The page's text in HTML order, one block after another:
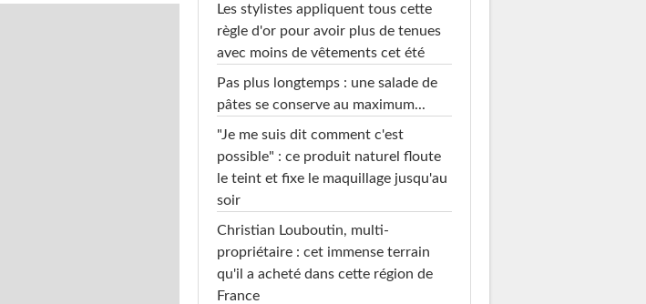
Les stylistes appliquent tous cette
règle d'or pour avoir plus de tenues
avec moins de vêtements cet été
Pas plus longtemps : une salade de
pâtes se conserve au maximum...
"Je me suis dit comment c'est
possible" : ce produit naturel floute
le teint et fixe le maquillage jusqu'au
soir
Christian Louboutin, multi-
propriétaire : cet immense terrain
qu'il a acheté dans cette région de
France